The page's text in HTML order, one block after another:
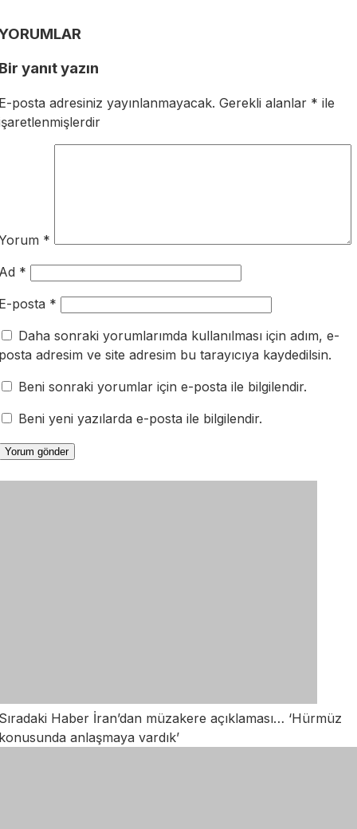
yanıt yazın
posta adresiniz yayınlanmayacak. Gerekli alanlar * ile
*
*
posta *
Daha sonraki yorumlarımda kullanılması için adım, e-
adresim ve site adresim bu tarayıcıya kaydedilsin.
Beni sonraki yorumlar için e-posta ile bilgilendir.
Beni yeni yazılarda e-posta ile bilgilendir.
Haber İran’dan müzakere açıklaması… ‘Hürmüz
anlaşmaya vardık’